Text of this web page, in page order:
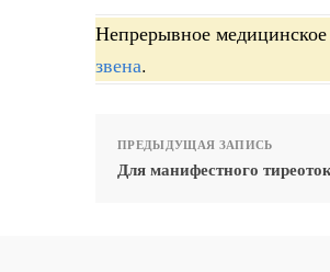
Непрерывное медицинское
звена.
ПРЕДЫДУЩАЯ ЗАПИСЬ
Для манифестного